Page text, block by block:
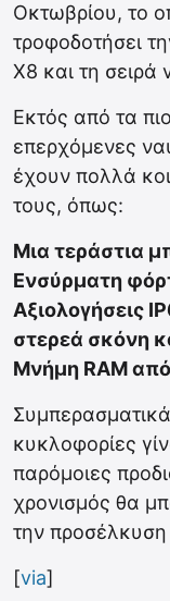
Οκτωβρίου, το
τροφοδοτήσει
X8 και τη σειρά
Εκτός από τα
επερχόμενες
έχουν πολλά
τους, όπως:
Μια τεράστια
Ενσύρματη
Αξιολογήσεις
στερεά σκόνη
Μνήμη RAM από
κυκλοφορίες
παρόμοιες
χρονισμός θα
την
[via]